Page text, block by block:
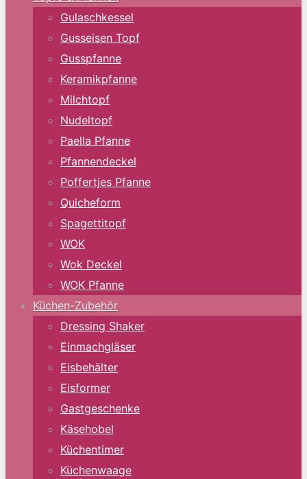
Gulaschkessel
Gusseisen Topf
Gusspfanne
Keramikpfanne
Milchtopf
Nudeltopf
Paella Pfanne
Pfannendeckel
Poffertjes Pfanne
Quicheform
Spagettitopf
WOK
Wok Deckel
WOK Pfanne
Küchen-Zubehör
Dressing Shaker
Einmachgläser
Eisbehälter
Eisformer
Gastgeschenke
Käsehobel
Küchentimer
Küchenwaage